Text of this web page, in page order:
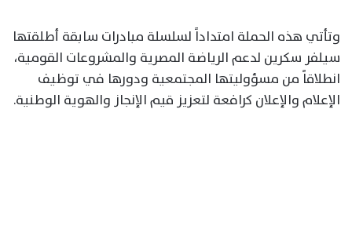
وتأتي هذه الحملة امتداداً لسلسلة مبادرات سابقة أطلقتها
سيلفر سكرين لدعم الرياضة المصرية والمشروعات القومية،
انطلاقاً من مسؤوليتها المجتمعية ودورها في توظيف
الإعلام والإعلان كرافعة لتعزيز قيم الإنجاز والهوية الوطنية.